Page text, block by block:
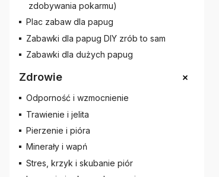
zdobywania pokarmu)
Plac zabaw dla papug
Zabawki dla papug DIY zrób to sam
Zabawki dla dużych papug
Zdrowie +
Odporność i wzmocnienie
Trawienie i jelita
Pierzenie i pióra
Minerały i wapń
Stres, krzyk i skubanie piór